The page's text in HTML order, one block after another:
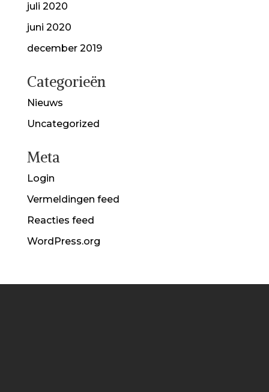
juli 2020
juni 2020
december 2019
Categorieën
Nieuws
Uncategorized
Meta
Login
Vermeldingen feed
Reacties feed
WordPress.org